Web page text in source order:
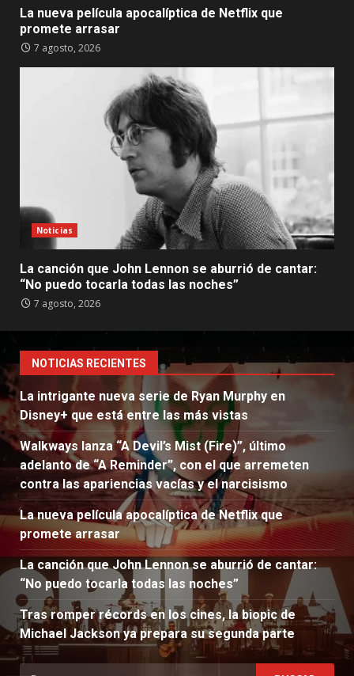
La nueva película apocalíptica de Netflix que
promete arrasar
7 agosto, 2026
Noticias
La canción que John Lennon se aburrió de cantar:
“No puedo tocarla todas las noches”
7 agosto, 2026
NOTICIAS RECIENTES
La intrigante nueva serie de Ryan Murphy en
Disney+ que está entre las más vistas
Walkways lanza “A Devil’s Mist (Fire)”, último
adelanto de “A Reminder”, con el que arremeten
contra las apariencias vacías y el narcisismo
La nueva película apocalíptica de Netflix que
promete arrasar
La canción que John Lennon se aburrió de cantar:
“No puedo tocarla todas las noches”
Tras romper récords en los cines, la biopic de
Michael Jackson ya prepara su segunda parte
Buscar: